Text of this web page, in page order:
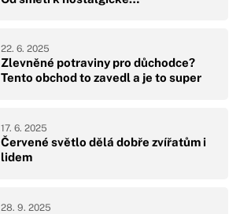
Zlevněné potraviny pro důchodce?
Tento obchod to zavedl a je to super
22. 6. 2025
Červené světlo dělá dobře zvířatům i
lidem
17. 6. 2025
28. 9. 2025